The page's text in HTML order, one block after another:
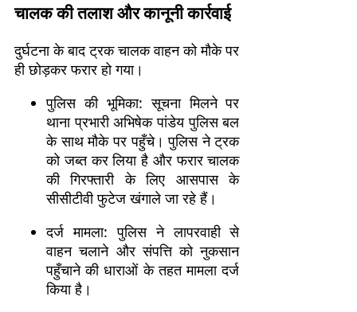
चालक की तलाश और कानूनी कार्रवाई
दुर्घटना के बाद ट्रक चालक वाहन को मौके पर
ही छोड़कर फरार हो गया।
पुलिस की भूमिका: सूचना मिलने पर
थाना प्रभारी अभिषेक पांडेय पुलिस बल
के साथ मौके पर पहुँचे। पुलिस ने ट्रक
को जब्त कर लिया है और फरार चालक
की गिरफ्तारी के लिए आसपास के
सीसीटीवी फुटेज खंगाले जा रहे हैं।
दर्ज मामला: पुलिस ने लापरवाही से
वाहन चलाने और संपत्ति को नुकसान
पहुँचाने की धाराओं के तहत मामला दर्ज
किया है।